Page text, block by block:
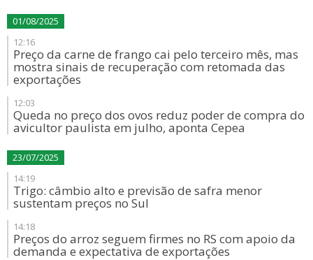
01/08/2025
12:16
Preço da carne de frango cai pelo terceiro mês, mas
mostra sinais de recuperação com retomada das
exportações
12:03
Queda no preço dos ovos reduz poder de compra do
avicultor paulista em julho, aponta Cepea
23/07/2025
14:19
Trigo: câmbio alto e previsão de safra menor
sustentam preços no Sul
14:18
Preços do arroz seguem firmes no RS com apoio da
demanda e expectativa de exportações